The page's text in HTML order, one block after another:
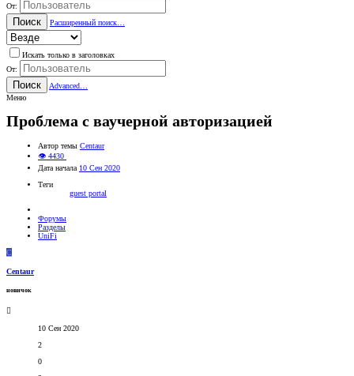
От:
Поиск Расширенный поиск…
Искать только в заголовках
От:
Поиск
Advanced…
Меню
Проблема с ваучерной авторизацией
Автор темы Centaur
👁 4430
Дата начала 10 Сен 2020
Теги
guest portal
Форумы
Разделы
UniFi
C
Centaur
новичок
10 Сен 2020
2
0